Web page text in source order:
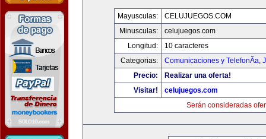
Mayusculas:
CELUJUEGOS.COM
Minusculas:
celujuegos.com
Longitud:
10 caracteres
Categorias:
Comunicaciones y TelefonÃ­a,
Precio:
Realizar una oferta!
Visitar!
celujuegos.com
Serán consideradas